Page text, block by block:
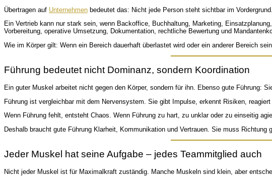
Übertragen auf Unternehmen bedeutet das: Nicht jede Person steht sichtbar im
Ein Vertrieb kann nur stark sein, wenn Backoffice, Buchhaltung, Marketing,
Vorbereitung, operative Umsetzung, Dokumentation, rechtliche Bewertung und
Wie im Körper gilt: Wenn ein Bereich dauerhaft überlastet wird oder ein anderer Bereich
Führung bedeutet nicht Dominanz, sondern Koordination
Ein guter Muskel arbeitet nicht gegen den Körper, sondern für ihn. Ebenso gute Führung:
Führung ist vergleichbar mit dem Nervensystem. Sie gibt Impulse, erkennt Risiken,
Wenn Führung fehlt, entsteht Chaos. Wenn Führung zu hart, zu unklar oder zu einseitig
Deshalb braucht gute Führung Klarheit, Kommunikation und Vertrauen. Sie muss
Jeder Muskel hat seine Aufgabe – jedes Teammitglied auch
Nicht jeder Muskel ist für Maximalkraft zuständig. Manche Muskeln sind klein, aber